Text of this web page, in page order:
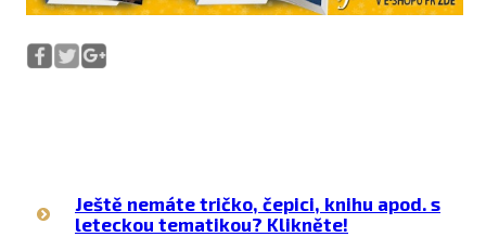
Ještě nemáte tričko, čepici, knihu apod. s
leteckou tematikou? Klikněte!